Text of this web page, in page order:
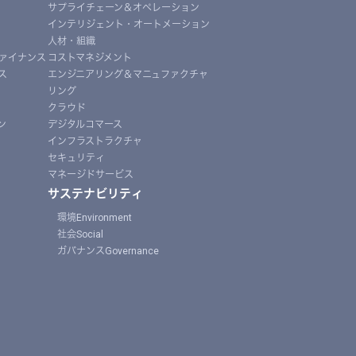
イナンス
サプライチェーン＆オペレーション
インテリジェント・オートメーション
人材・組織
コストマネジメント
エンジニアリング＆マニュファクチャ
リング
クラウド
デジタルコマース
インフラストラクチャ
セキュリティ
マネージドサービス
サステナビリティ
環境Environment
社会Social
ガバナンスGovernance